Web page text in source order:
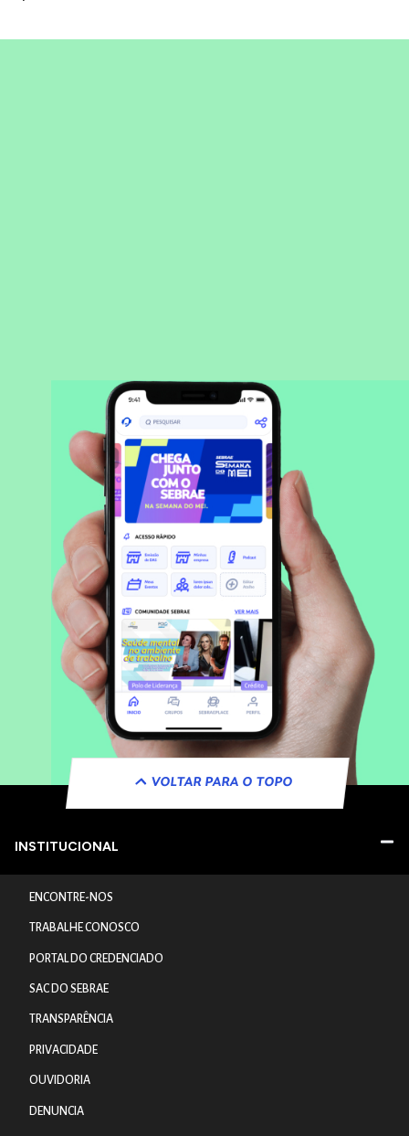
VOLTAR PARA O TOPO
INSTITUCIONAL
ENCONTRE-NOS
TRABALHE CONOSCO
PORTAL DO CREDENCIADO
SAC DO SEBRAE
TRANSPARÊNCIA
PRIVACIDADE
OUVIDORIA
DENUNCIA